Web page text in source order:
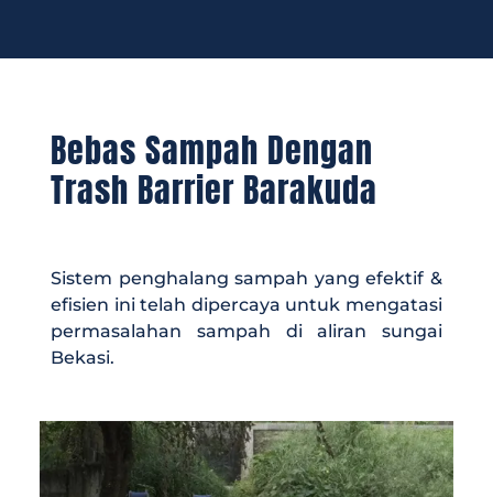
Bebas Sampah Dengan
Trash Barrier Barakuda
Sistem penghalang sampah yang efektif &
efisien ini telah dipercaya untuk mengatasi
permasalahan sampah di aliran sungai
Bekasi.